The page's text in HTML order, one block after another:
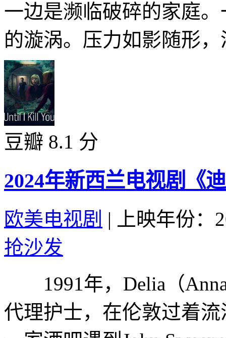
一边是濒临破碎的家庭
的漩涡。压力如影随形
豆瓣 8.1 分
2024年新西兰电视剧《
欧美电视剧 |
上映年份：
抢沙发
1991年，Delia（Anna
代理护士，在伦敦过着